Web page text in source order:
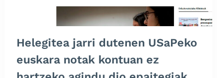
Helegitea jarri dutenen USaPeko
euskara notak kontuan ez